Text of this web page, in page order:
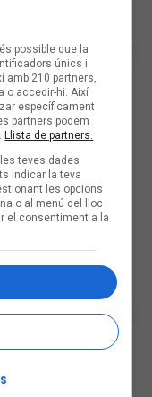
possible que la
únics i
210 partners,
o accedir-hi. Així
específicament
partners podem
Llista de partners.
teves dades
indicar la teva
les opcions
o al menú del lloc
el consentiment a la